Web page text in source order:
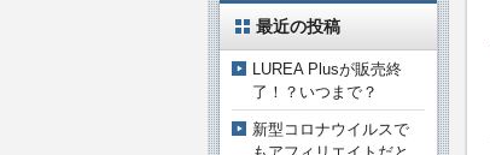
最近の投稿
LUREA Plusが販売終
了！？いつまで？
新型コロナウイルスで